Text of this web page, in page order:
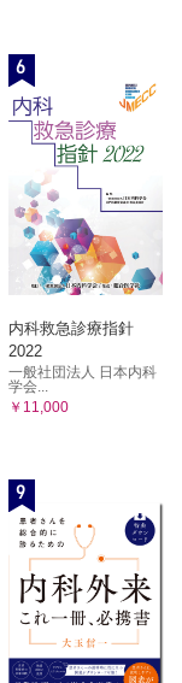
飲めば痛くなく
ど、なぜ？
種類入っている
豆の禁食を指
あるけど、な
んじゃダメな薬
と、市販薬とし
ぜ？
、横になっては
とたいへんなん
るの？
起こるのは、
に注意するの？
ものがあるって
作用が出るの
6
内科救急診療指針
2022
一般社団法人 日本内科
学会...
￥11,000
9